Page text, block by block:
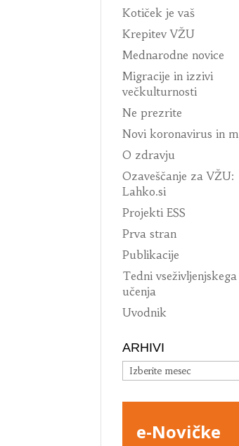
Kotiček je vaš
Krepitev VŽU
Mednarodne novice
Migracije in izzivi
večkulturnosti
Ne prezrite
Novi koronavirus in
O zdravju
Ozaveščanje za VŽU:
Lahko.si
Projekti ESS
Prva stran
Publikacije
Tedni vseživljenjskega
učenja
Uvodnik
ARHIVI
Arhivi
e-Novičke